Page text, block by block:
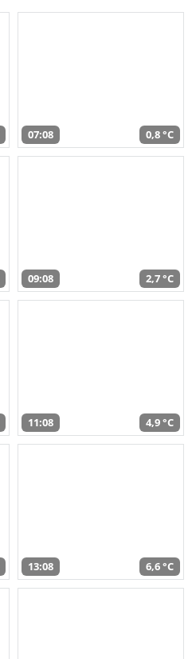
07:08 0,8 °C
09:08 2,7 °C
11:08 4,9 °C
13:08 6,6 °C